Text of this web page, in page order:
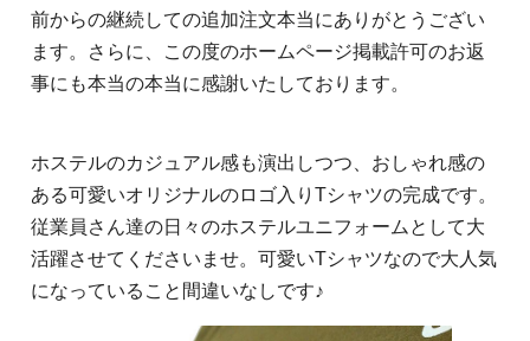
前からの継続しての追加注文本当にありがとうござい
ます。さらに、この度のホームページ掲載許可のお返
事にも本当の本当に感謝いたしております。
ホステルのカジュアル感も演出しつつ、おしゃれ感の
ある可愛いオリジナルのロゴ入りTシャツの完成です。
従業員さん達の日々のホステルユニフォームとして大
活躍させてくださいませ。可愛いTシャツなので大人気
になっていること間違いなしです♪